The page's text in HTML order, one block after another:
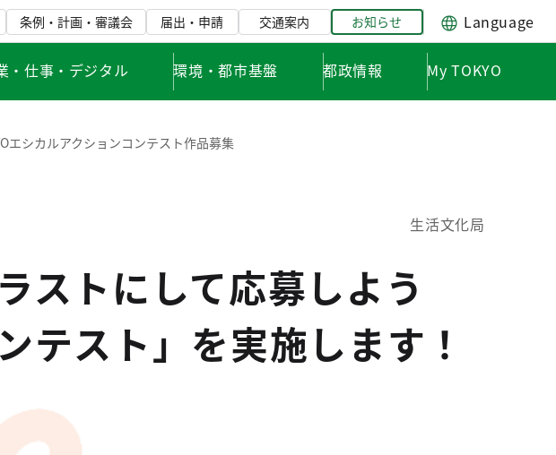
条例・計画・審議会 届出・申請 交通案内 お知らせ Language
・仕事・デジタル 環境・都市基盤 都政情報 My TOKYO
エシカルアクションコンテスト作品募集
生活文化局
ストにして応募しよう
テスト」を実施します！